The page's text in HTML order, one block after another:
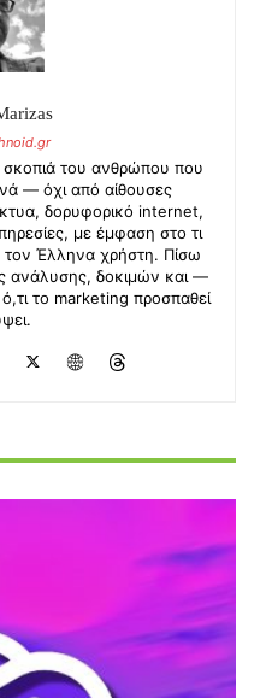
σκοπιά του ανθρώπου που
— όχι από αίθουσες
δορυφορικό internet,
με έμφαση στο τι
τον Έλληνα χρήστη. Πίσω
ανάλυσης, δοκιμών και —
το marketing προσπαθεί